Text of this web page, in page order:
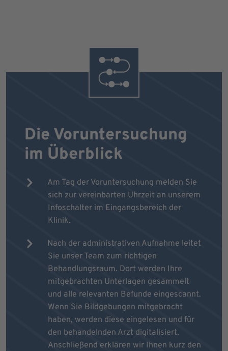
Die Voruntersuchung
im Überblick
Am Tag der Voruntersuchung melden Sie
sich zur vereinbarten Uhrzeit an unserem
Infoschalter im Eingangsbereich der
Klinik.
Nach der administrativen Aufnahme leitet
Sie unser Team zum richtigen
Behandlungsraum. Dort werden Ihre
mitgebrachten Unterlagen gesammelt
und alle relevanten Befunde eingescannt.
Wenn Sie Bildgebungen mitgebracht
haben, werden diese eingelesen und für
den behandelnden Arzt digitalisiert.
Anschließend erklären wir Ihnen kurz den